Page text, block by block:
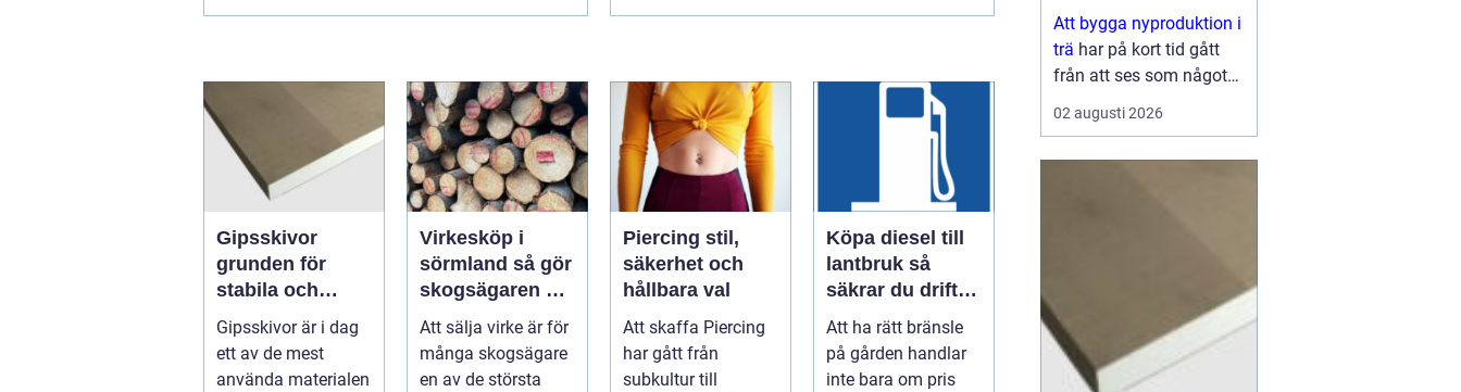
Gipsskivor
grunden för
stabila och
flexibla
innerväggar
Gipsskivor är i dag
ett av de mest
använda materialen
Virkesköp i
sörmland så gör
skogsägaren en
trygg och
lönsam affär
Att sälja virke är för
många skogsägare
en av de största
Piercing stil,
säkerhet och
hållbara val
Att skaffa Piercing
har gått från
subkultur till
Köpa diesel till
lantbruk så
säkrar du driften
året runt
Att ha rätt bränsle
på gården handlar
inte bara om pris
framtiden
Att bygga nyproduktion i
trä har på kort tid gått
från att ses som något
traditionellt till att bli ett
av de mest moderna
02 augusti 2026